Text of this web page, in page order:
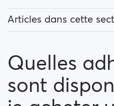
Articles dans cette
Comment puis-je modifier
comment fonctionne cette
Qu'est-ce que "Bloquer un
Quelles
sont